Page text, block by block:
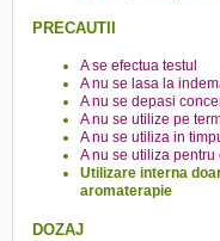
PRECAUTII
A se efectua testul
A nu se lasa la
A nu se depasi
A nu se utilize pe
A nu se utiliza in
A nu se utiliza
Utilizare interna
aromaterapie
DOZAJ